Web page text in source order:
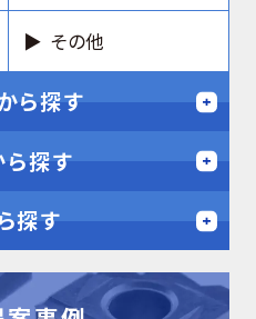
その他
ら探す
探す
探す